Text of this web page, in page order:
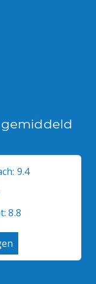
gemiddeld
9.4
8.8